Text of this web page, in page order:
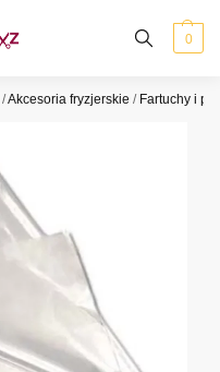
0
/Akcesoria fryzjerskie / Fartuchy i